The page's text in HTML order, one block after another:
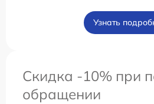
Узнать
Скидка -10% при
обращении